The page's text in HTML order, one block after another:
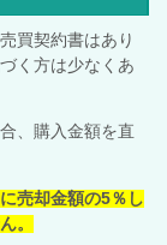
買契約書はあり
く方は少なくあ
、購入金額を直
売却金額の5％し
。